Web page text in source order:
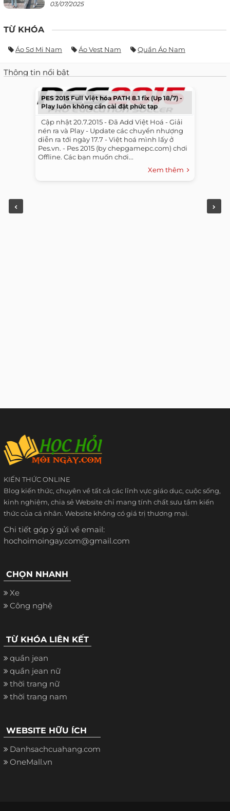
03/07/2025
TỪ KHÓA
Áo Sơ Mi Nam Áo Vest Nam Quần Áo Nam
Thông tin nổi bật
PES 2015 Full Việt hóa PATH 8.1 fix (Up 18/7) -
Play luôn không cần cài đặt phức tạp
​ ​ Cập nhật 20.7.2015 - Đã Add Việt Hoá - Giải
nén ra và Play - Update các chuyển nhượng
diễn ra tới ngày 17.7 - Việt hoá mình lấy ở
Pes.vn. - Pes 2015 (by chepgamepc.com) chơi
Offline. Các bạn muốn chơi...
Xem thêm
KIẾN THỨC ONLINE
Blog kiến thức, chuyên về tất cả các lĩnh vực giáo dục, cuộc sống,
kinh nghiệm, chia sẻ Website chỉ mang tính chất sưu tầm kiến
thức của cá nhân. Website không có giá trị thương mại.
Chi tiết góp ý gửi về email:
hochoimoingay.com@gmail.com
CHỌN NHANH
Xe
Công nghệ
TỪ KHÓA LIÊN KẾT
quần jean
quần jean nữ
thời trang nữ
thời trang nam
WEBSITE HỮU ÍCH
Danhsachcuahang.com
OneMall.vn